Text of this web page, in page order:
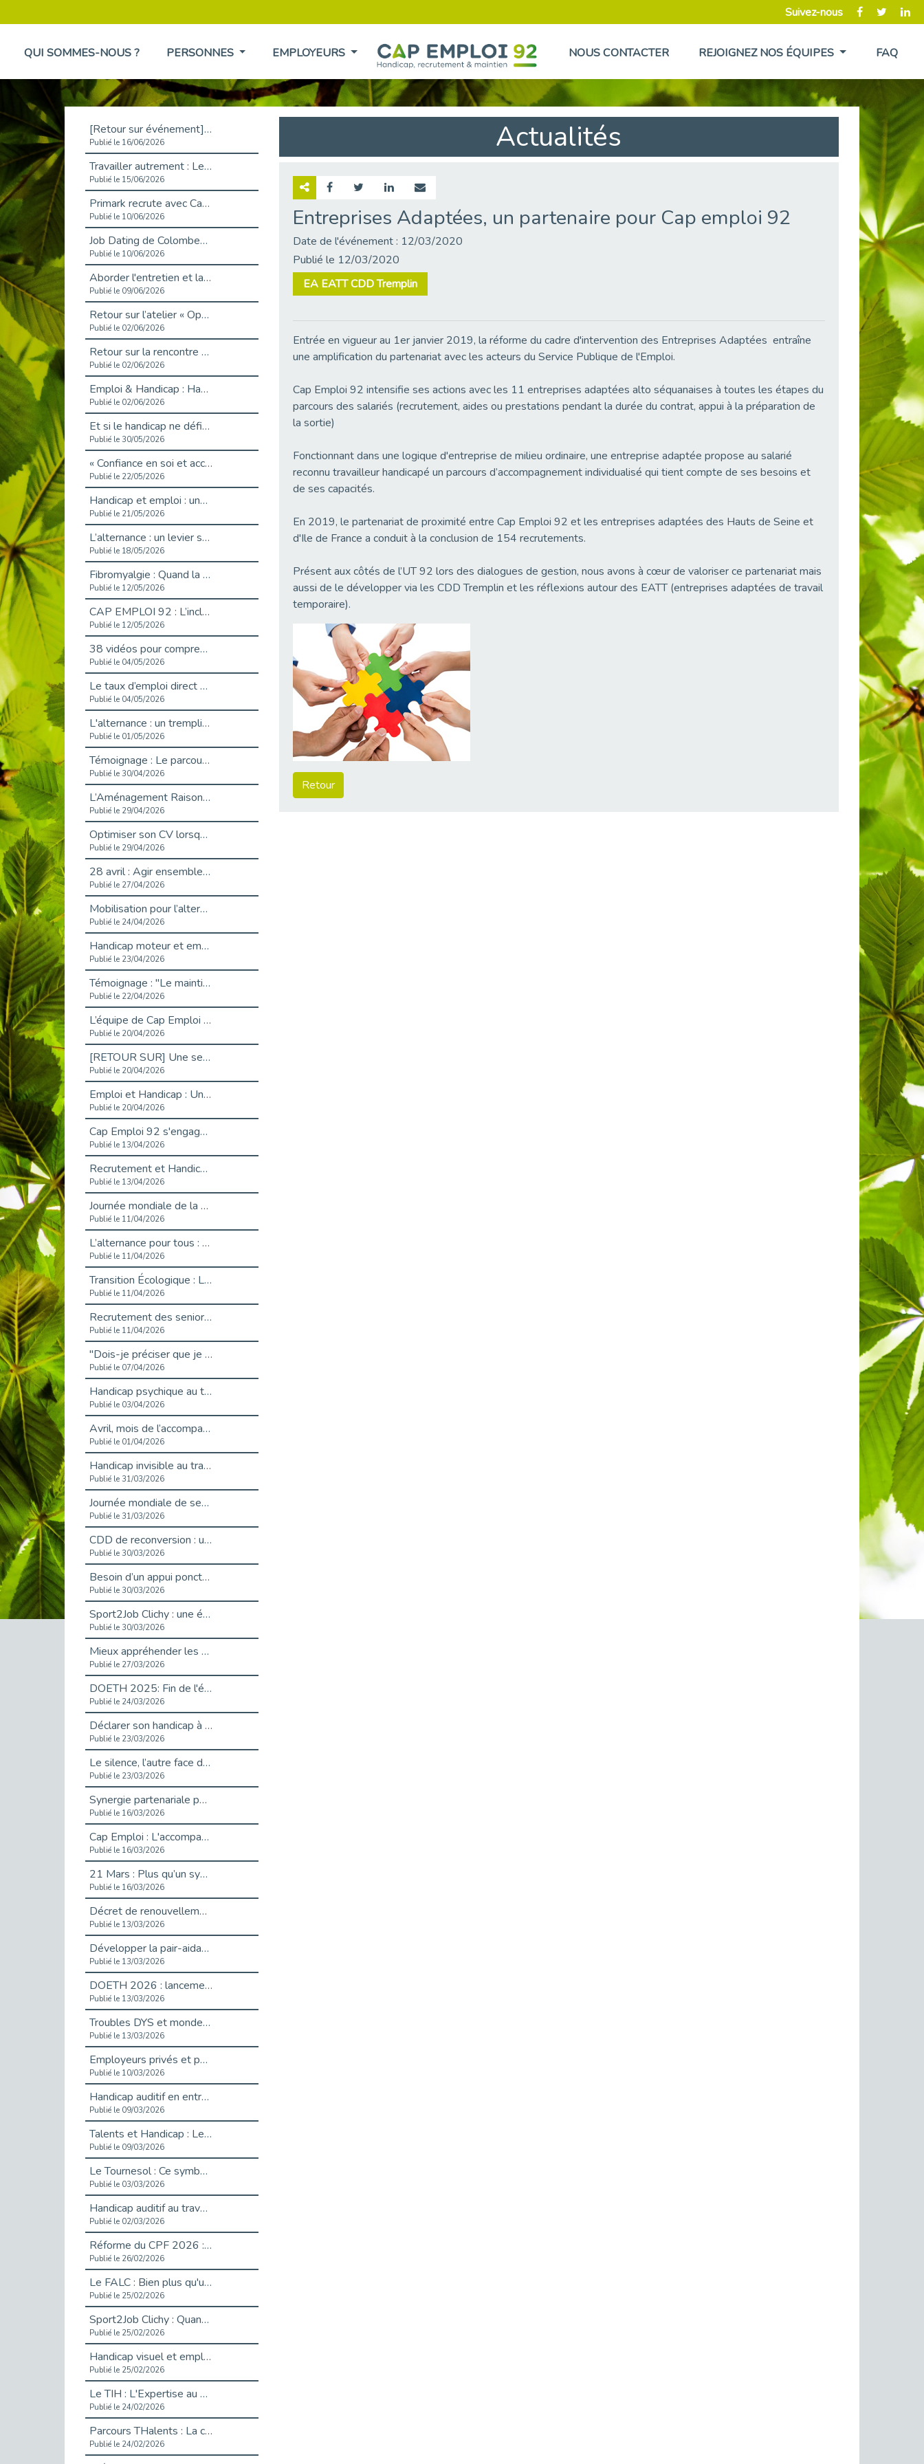
Suivez-nous
QUI SOMMES-NOUS ? PERSONNES EMPLOYEURS NOUS CONTACTER REJOIGNEZ NOS ÉQUIPES FAQ
[Retour sur événement] L'inclusion au cœur de la Place de l'Emploi à La Défense !
Publié le 16/06/2026
Travailler autrement : Le défi de l'intégration des maladies chroniques en entreprise
Publié le 15/06/2026
Primark recrute avec Cap Emploi 92, une matinée couronnée de succès !
Publié le 10/06/2026
Job Dating de Colombes – Emploi et Insertion
Publié le 10/06/2026
Aborder l'entretien et la situation de handicap en toute confiance
Publié le 09/06/2026
Retour sur l’atelier « Optimiser sa recherche d’emploi »
Publié le 02/06/2026
Retour sur la rencontre entre Cap Emploi 92 et Thales (Campus Meudon)
Publié le 02/06/2026
Emploi & Handicap : Hachette Livre et Cap emploi 92 renforcent leur collaboration
Publié le 02/06/2026
Et si le handicap ne définissait plus la carrière ?
Publié le 30/05/2026
« Confiance en soi et acceptation du handicap » : un levier puissant vers l’emploi
Publié le 22/05/2026
Handicap et emploi : une matinée pour briser les tabous
Publié le 21/05/2026
L’alternance : un levier stratégique pour recruter et inclure durablement
Publié le 18/05/2026
Fibromyalgie : Quand la douleur invisible s’invite au bureau
Publié le 12/05/2026
CAP EMPLOI 92 : L’inclusion portée à son sommet, bien au-delà des quotas
Publié le 12/05/2026
38 vidéos pour comprendre et agir durablement
Publié le 04/05/2026
Le taux d’emploi direct dans la fonction publique dépasse 6 % en 2025
Publié le 04/05/2026
L'alternance : un tremplin vers l'emploi aussi pour les personnes en situation de handicap
Publié le 01/05/2026
Témoignage : Le parcours de Marc, 44 ans
Publié le 30/04/2026
L’Aménagement Raisonnable : Un Levier pour l’Équité
Publié le 29/04/2026
Optimiser son CV lorsqu’on est en situation de handicap
Publié le 29/04/2026
28 avril : Agir ensemble pour une culture de prévention au travail
Publié le 27/04/2026
Mobilisation pour l’alternance et le handicap
Publié le 24/04/2026
Handicap moteur et emploi : réussir ses recrutements vidéo
Publié le 23/04/2026
Témoignage : "Le maintien en emploi est un investissement, pas une contrainte."
Publié le 22/04/2026
L’équipe de Cap Emploi 92 s’agrandit : Bienvenue à Charmila, Khoudia et Fadila !
Publié le 20/04/2026
[RETOUR SUR] Une session de recrutement inclusive réussie à Asnières !
Publié le 20/04/2026
Emploi et Handicap : Une alliance de style entre Cap Emploi 92 et La Cravate Solidaire
Publié le 20/04/2026
Cap Emploi 92 s'engage pour la santé mentale : La formation PSSM au cœur de l'accompagnement
Publié le 13/04/2026
Recrutement et Handicap : Et si vous testiez avant de vous engager ?
Publié le 13/04/2026
Journée mondiale de la maladie de Parkinson : Mieux comprendre pour mieux accompagner
Publié le 11/04/2026
L’alternance pour tous : Cap Emploi 92 et Seine Ouest Entreprise et Emploi mobilisés à Boulogne-Billancourt
Publié le 11/04/2026
Transition Écologique : Les Cap Emploi 75,92 et 93 s’engagent pour un Numérique Responsable
Publié le 11/04/2026
Recrutement des seniors : Un levier de transformation pour les ETI franciliennes
Publié le 11/04/2026
"Dois-je préciser que je suis handicapé sur mon CV?"
Publié le 07/04/2026
Handicap psychique au travail : et si nous changions de regard - vidéo
Publié le 03/04/2026
Avril, mois de l’accompagnement dans l’emploi avec Cap emploi.
Publié le 01/04/2026
Handicap invisible au travail : se taire ou parler? - vidéo
Publié le 31/03/2026
Journée mondiale de sensibilisation à l’autisme
Publié le 31/03/2026
CDD de reconversion : un nouveau contrat pour sécuriser le changement de métier.
Publié le 30/03/2026
Besoin d’un appui ponctuel expertise handicap ?
Publié le 30/03/2026
Sport2Job Clichy : une édition altoséquanaise avec Cap Emploi 92.
Publié le 30/03/2026
Mieux appréhender les enjeux du handicap singulier en entreprise - vidéo
Publié le 27/03/2026
DOETH 2025: Fin de l'écrêtement
Publié le 24/03/2026
Déclarer son handicap à son employeur : un levier professionnel ?
Publié le 23/03/2026
Le silence, l’autre face du recrutement : un appel au respect des candidats.
Publié le 23/03/2026
Synergie partenariale pour l'Inclusion Professionnelle chez Orange
Publié le 16/03/2026
Cap Emploi : L'accompagnement EXH c’est quoi ?
Publié le 16/03/2026
21 Mars : Plus qu’un symbole, un engagement pour l’inclusion
Publié le 16/03/2026
Décret de renouvellement de l'aide aux employeurs d'apprentis
Publié le 13/03/2026
Développer la pair-aidance en santé mentale : guide pour les employeurs
Publié le 13/03/2026
DOETH 2026 : lancement de la campagne pour les employeurs publics
Publié le 13/03/2026
Troubles DYS et monde du travail : mieux comprendre pour mieux accompagner _ vidéo
Publié le 13/03/2026
Employeurs privés et publics : vigilance face aux démarchages liés à l’OETH en 2026
Publié le 10/03/2026
Handicap auditif en entreprise, aménagements pour sécuriser la communication - vidéo
Publié le 09/03/2026
Talents et Handicap : Le Top 10 des métiers plébiscités dans les Hauts-de-Seine
Publié le 09/03/2026
Le Tournesol : Ce symbole discret qui change la vie des personnes en situation de handicap invisible
Publié le 03/03/2026
Handicap auditif au travail : rendre l’invisible accessible
Publié le 02/03/2026
Réforme du CPF 2026 : Ce qui change ce printemps pour vos droits à la formation
Publié le 26/02/2026
Le FALC : Bien plus qu'une écriture, un levier d'inclusion
Publié le 25/02/2026
Sport2Job Clichy : Quand le terrain devient le plus beau des bureaux
Publié le 25/02/2026
Handicap visuel et emploi : lever les obstacles pour révéler les - vidéo
Publié le 25/02/2026
Le TIH : L'Expertise au Service de l'Inclusion
Publié le 24/02/2026
Parcours THalents : La complémentarité au service de l'Emploi.
Publié le 24/02/2026
Actualités
Entreprises Adaptées, un partenaire pour Cap emploi 92
Date de l'événement : 12/03/2020
Publié le 12/03/2020
EA EATT CDD Tremplin
Entrée en vigueur au 1er janvier 2019, la réforme du cadre d'intervention des Entreprises Adaptées entraîne
une amplification du partenariat avec les acteurs du Service Publique de l'Emploi.
Cap Emploi 92 intensifie ses actions avec les 11 entreprises adaptées alto séquanaises à toutes les étapes du
parcours des salariés (recrutement, aides ou prestations pendant la durée du contrat, appui à la préparation de
la sortie)
Fonctionnant dans une logique d'entreprise de milieu ordinaire, une entreprise adaptée propose au salarié
reconnu travailleur handicapé un parcours d’accompagnement individualisé qui tient compte de ses besoins et
de ses capacités.
En 2019, le partenariat de proximité entre Cap Emploi 92 et les entreprises adaptées des Hauts de Seine et
d'Ile de France a conduit à la conclusion de 154 recrutements.
Présent aux côtés de l’UT 92 lors des dialogues de gestion, nous avons à cœur de valoriser ce partenariat mais
aussi de le développer via les CDD Tremplin et les réflexions autour des EATT (entreprises adaptées de travail
temporaire).
Retour